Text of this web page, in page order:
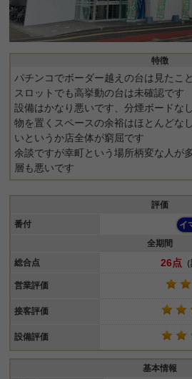
特徴
パチンコでボーダー越えの台は見たこ
スロットでも高挙動の台は未確認です
設備はかなり悪いです、分煙ボードな
物を置くスペースの余裕はほとんどな
いというか店全体が窮屈です
余談ですが幸町という場所柄変な人が
層も悪いです
評価
番付
イ
全期間
総合点
26点
営業評価
接客評価
設備評価
基本情報